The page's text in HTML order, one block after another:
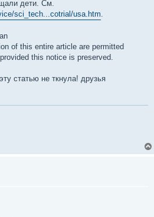
дети. См.
sci_tech...cotrial/usa.htm
of this entire article are permitted
this notice is preserved.
статью не ткнула! друзья